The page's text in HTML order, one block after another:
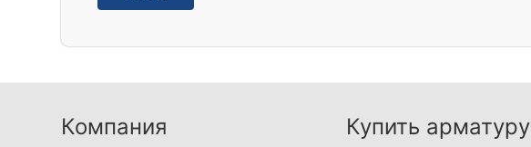
Компания Купить арматуру